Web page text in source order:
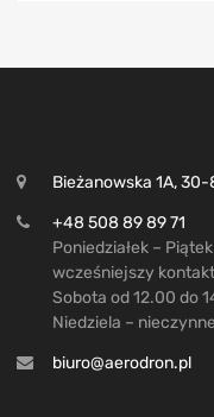
Bieżanowska 1A, 30-
+48 508 89 89 71
Poniedziałek –
wcześniejszy
Sobota od 12.00 do
Niedziela – nieczynne
biuro@aerodron.pl